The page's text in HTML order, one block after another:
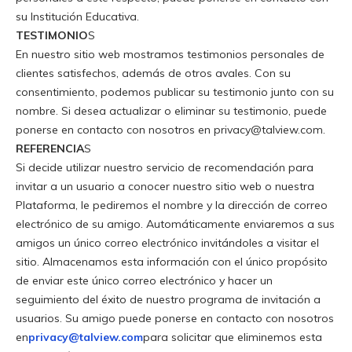
su Institución Educativa.
TESTIMONIOS
En nuestro sitio web mostramos testimonios personales de
clientes satisfechos, además de otros avales. Con su
consentimiento, podemos publicar su testimonio junto con su
nombre. Si desea actualizar o eliminar su testimonio, puede
ponerse en contacto con nosotros en privacy@talview.com.
REFERENCIAS
Si decide utilizar nuestro servicio de recomendación para
invitar a un usuario a conocer nuestro sitio web o nuestra
Plataforma, le pediremos el nombre y la dirección de correo
electrónico de su amigo. Automáticamente enviaremos a sus
amigos un único correo electrónico invitándoles a visitar el
sitio. Almacenamos esta información con el único propósito
de enviar este único correo electrónico y hacer un
seguimiento del éxito de nuestro programa de invitación a
usuarios. Su amigo puede ponerse en contacto con nosotros
enprivacy@talview.compara solicitar que eliminemos esta